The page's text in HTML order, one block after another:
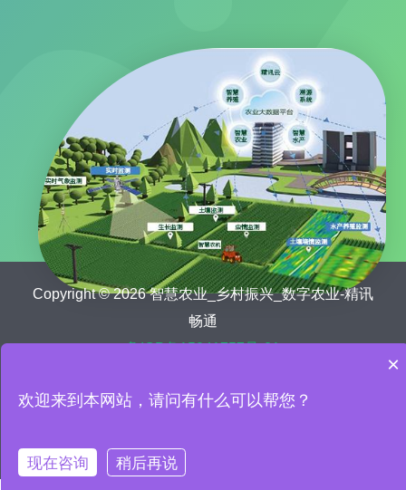
Copyright © 2026 智慧农业_乡村振兴_数字农业-精讯
畅通
鲁ICP备15041757号-21
数字乡村解决方案
智慧农业设备
×
欢迎来到本网站，请问有什么可以帮您？
现在咨询 稍后再说